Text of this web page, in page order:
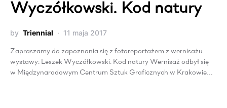
Wyczółkowski. Kod natury
by Triennial 11 maja 2017
Zapraszamy do zapoznania się z fotoreportażem z wernisażu
wystawy: Leszek Wyczółkowski. Kod natury Wernisaż odbył się
w Międzynarodowym Centrum Sztuk Graficznych w Krakowie…